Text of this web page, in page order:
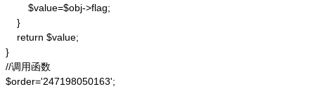
        $value=$obj->flag;
    }
    return $value;
}
//调用函数
$order='247198050163';